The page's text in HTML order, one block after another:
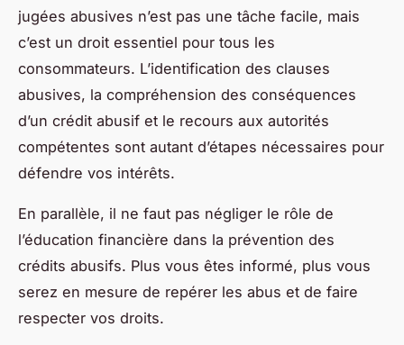
jugées abusives n’est pas une tâche facile, mais
c’est un droit essentiel pour tous les
consommateurs. L’identification des clauses
abusives, la compréhension des conséquences
d’un crédit abusif et le recours aux autorités
compétentes sont autant d’étapes nécessaires pour
défendre vos intérêts.
En parallèle, il ne faut pas négliger le rôle de
l’éducation financière dans la prévention des
crédits abusifs. Plus vous êtes informé, plus vous
serez en mesure de repérer les abus et de faire
respecter vos droits.